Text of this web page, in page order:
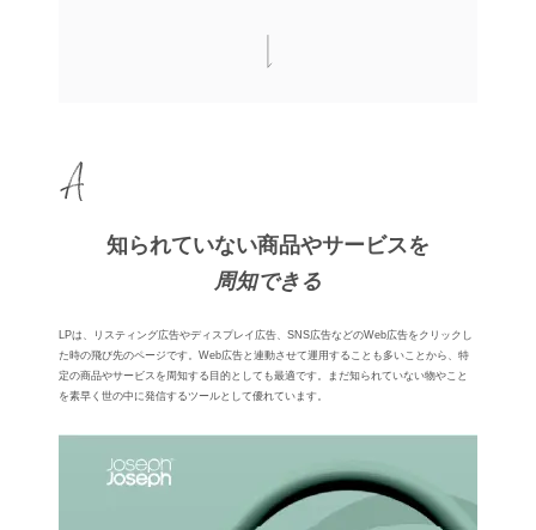
知られていない商品やサービスを
周知できる
LPは、リスティング広告やディスプレイ広告、SNS広告などのWeb広告をクリックし
た時の⾶び先のページです。Web広告と連動させて運⽤することも多いことから、特
定の商品やサービスを周知する目的としても最適です。まだ知られていない物やこと
を素早く世の中に発信するツールとして優れています。